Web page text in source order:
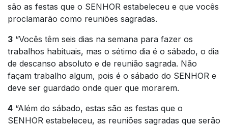
são as festas que o SENHOR estabeleceu e que vocês
proclamarão como reuniões sagradas.
3 “Vocês têm seis dias na semana para fazer os
trabalhos habituais, mas o sétimo dia é o sábado, o dia
de descanso absoluto e de reunião sagrada. Não
façam trabalho algum, pois é o sábado do SENHOR e
deve ser guardado onde quer que morarem.
4 “Além do sábado, estas são as festas que o
SENHOR estabeleceu, as reuniões sagradas que serão